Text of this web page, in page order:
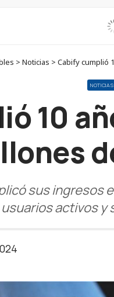
> Noticias > Cabify cumplió
NOTICIAS
10
sus ingresos
activos y